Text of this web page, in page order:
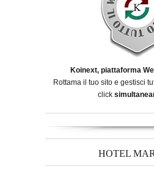
Koinext, piattaforma
Rottama il tuo sito e gestisci
click
HOTEL